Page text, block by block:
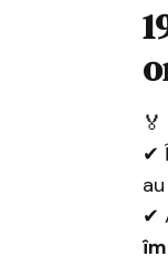
🏅
✔
✔